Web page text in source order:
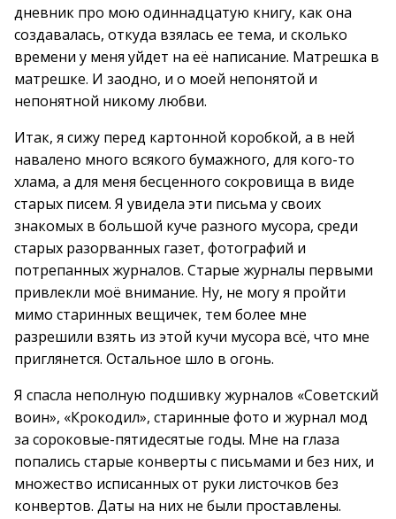
дневник про мою одиннадцатую книгу, как она
создавалась, откуда взялась ее тема, и сколько
времени у меня уйдет на её написание. Матрешка в
матрешке. И заодно, и о моей непонятой и
непонятной никому любви.
Итак, я сижу перед картонной коробкой, а в ней
навалено много всякого бумажного, для кого-то
хлама, а для меня бесценного сокровища в виде
старых писем. Я увидела эти письма у своих
знакомых в большой куче разного мусора, среди
старых разорванных газет, фотографий и
потрепанных журналов. Старые журналы первыми
привлекли моё внимание. Ну, не могу я пройти
мимо старинных вещичек, тем более мне
разрешили взять из этой кучи мусора всё, что мне
приглянется. Остальное шло в огонь.
Я спасла неполную подшивку журналов «Советский
воин», «Крокодил», старинные фото и журнал мод
за сороковые-пятидесятые годы. Мне на глаза
попались старые конверты с письмами и без них, и
множество исписанных от руки листочков без
конвертов. Даты на них не были проставлены.